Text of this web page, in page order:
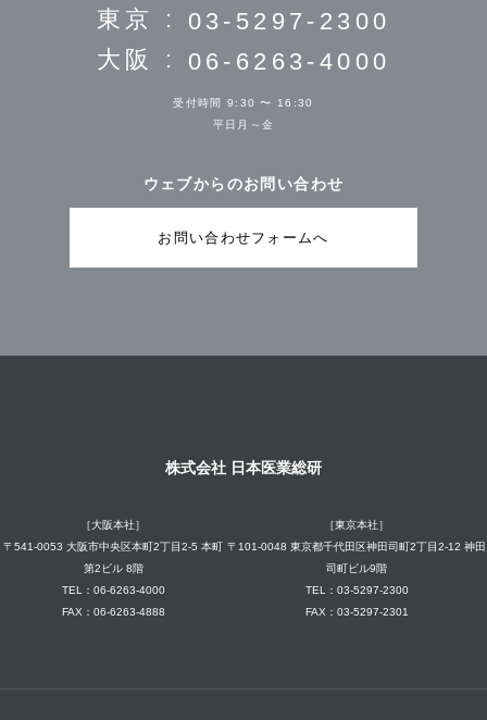
東京 : 03-5297-2300
大阪 : 06-6263-4000
受付時間 9:30 〜 16:30
平日月～金
ウェブからのお問い合わせ
お問い合わせフォームへ
株式会社 日本医業総研
［大阪本社］
〒541-0053 大阪市中央区本町2丁目2-5 本町
第2ビル 8階
TEL：06-6263-4000
FAX：06-6263-4888
［東京本社］
〒101-0048 東京都千代田区神田司町2丁目2-12 神田
司町ビル9階
TEL：03-5297-2300
FAX：03-5297-2301